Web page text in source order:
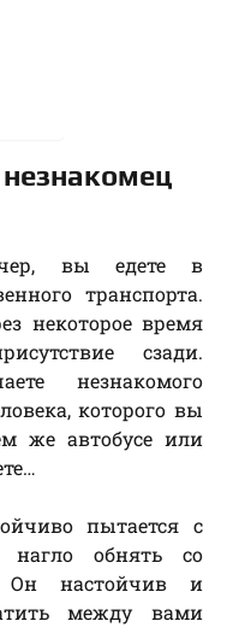
вы едете в
транспорта.
некоторое время
сзади.
незнакомого
которого вы
же автобусе или
пытается с
нагло обнять со
Он настойчив и
между вами